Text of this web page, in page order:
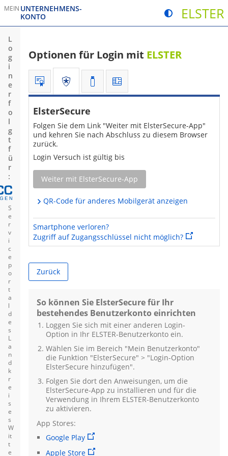
MEIN UNTERNEHMENS­
KONTO
Sie verlassen die Seite
Kontrastmodus
ELSTER
Sie verlassen
L
o
g
i
n
e
r
f
o
l
g
t
f
ü
r
:
S
e
r
v
i
c
e
p
o
r
t
a
l
d
e
s
L
a
n
d
k
r
e
i
s
e
s
W
it
t
e
Optionen für Login mit ELSTER
ZertifikatsdateiSie befinden sich hier:
ElsterSecureSicherheitsstick
Signaturkarte
ElsterSecure
Folgen Sie dem Link "Weiter mit ElsterSecure-App"
und kehren Sie nach Abschluss zu diesem Browser
zurück.
Login Versuch ist gültig bis
Weiter mit ElsterSecure-App
QR-Code für anderes Mobilgerät anzeigen
Smartphone verloren?
Zugriff auf Zugangsschlüssel nicht möglich?Sie
Zurück
So können Sie ElsterSecure für Ihr
bestehendes Benutzerkonto einrichten
Loggen Sie sich mit einer anderen Login-
Option in Ihr ELSTER-Benutzerkonto ein.
Wählen Sie im Bereich "Mein Benutzerkonto"
die Funktion "ElsterSecure" > "Login-Option
ElsterSecure hinzufügen".
Folgen Sie dort den Anweisungen, um die
ElsterSecure-App zu installieren und für die
Verwendung in Ihrem ELSTER-Benutzerkonto
zu aktivieren.
App Stores:
Google Play
Apple Store